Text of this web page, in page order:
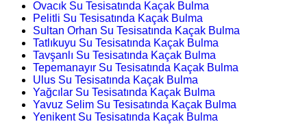
Ovacık Su Tesisatında Kaçak Bulma
Pelitli Su Tesisatında Kaçak Bulma
Sultan Orhan Su Tesisatında Kaçak Bulma
Tatlıkuyu Su Tesisatında Kaçak Bulma
Tavşanlı Su Tesisatında Kaçak Bulma
Tepemanayır Su Tesisatında Kaçak Bulma
Ulus Su Tesisatında Kaçak Bulma
Yağcılar Su Tesisatında Kaçak Bulma
Yavuz Selim Su Tesisatında Kaçak Bulma
Yenikent Su Tesisatında Kaçak Bulma